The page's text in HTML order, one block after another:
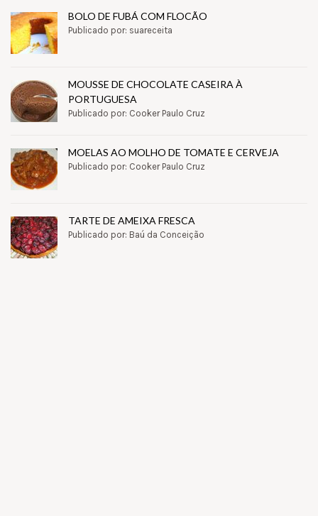
BOLO DE FUBÁ COM FLOCÃO
Publicado por: suareceita
MOUSSE DE CHOCOLATE CASEIRA À
PORTUGUESA
Publicado por: Cooker Paulo Cruz
MOELAS AO MOLHO DE TOMATE E CERVEJA
Publicado por: Cooker Paulo Cruz
TARTE DE AMEIXA FRESCA
Publicado por: Baú da Conceição